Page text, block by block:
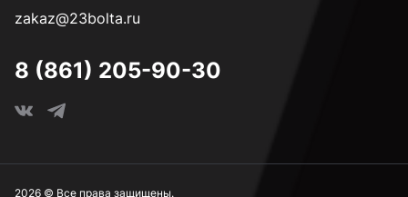
М18
zakaz@23bolta.ru
8 (861) 205-90-30
2026 © Все права защищены.